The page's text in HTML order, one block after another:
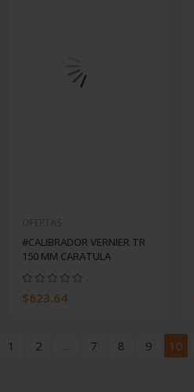
#CALIBRADOR VERNIER TR
150 MM CARATULA
$623.64
1 2 7 8 9 10